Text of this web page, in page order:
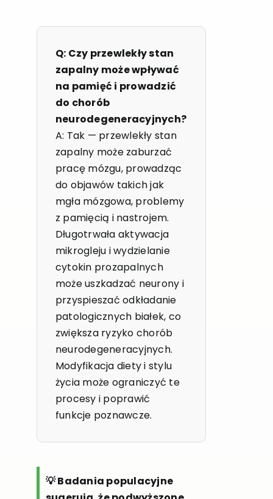
Q: Czy przewlekły stan
zapalny może wpływać
na pamięć i prowadzić
do chorób
neurodegeneracyjnych?
A: Tak — przewlekły stan
zapalny może zaburzać
pracę mózgu, prowadząc
do objawów takich jak
mgła mózgowa, problemy
z pamięcią i nastrojem.
Długotrwała aktywacja
mikrogleju i wydzielanie
cytokin prozapalnych
może uszkadzać neurony i
przyspieszać odkładanie
patologicznych białek, co
zwiększa ryzyko chorób
neurodegeneracyjnych.
Modyfikacja diety i stylu
życia może ograniczyć te
procesy i poprawić
funkcje poznawcze.
💡 Badania populacyjne